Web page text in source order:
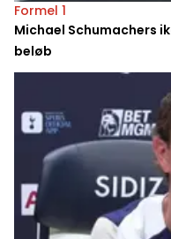
Formel 1
Michael Schumachers
beløb